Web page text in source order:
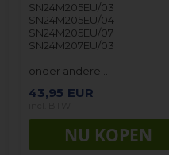
SN24M205EU/03
SN24M205EU/04
SN24M205EU/07
SN24M207EU/03
onder andere…
43,95 EUR